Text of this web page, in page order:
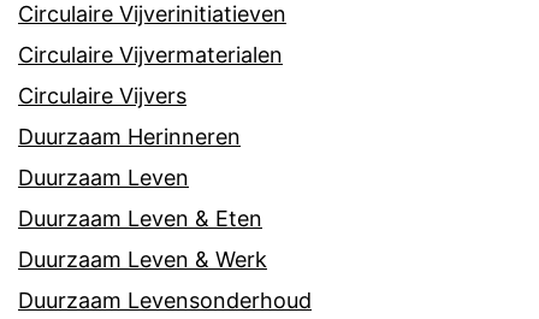
Circulaire Vijverinitiatieven
Circulaire Vijvermaterialen
Circulaire Vijvers
Duurzaam Herinneren
Duurzaam Leven
Duurzaam Leven & Eten
Duurzaam Leven & Werk
Duurzaam Levensonderhoud